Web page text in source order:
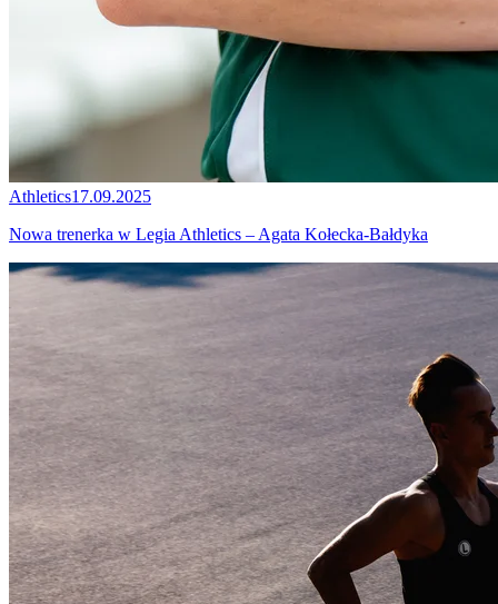
Athletics17.09.2025
Nowa trenerka w Legia Athletics – Agata Kołecka-Bałdyka